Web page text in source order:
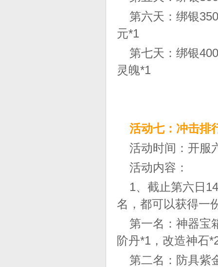
第六天：绑银
元*1
第七天：绑银
灵魄*1
活动七：冲击排
活动时间：开服
活动内容：
1、截止第六日
名，都可以获得一
第一名：神器宝
阶丹*1，改造神石
第二名：防具紫